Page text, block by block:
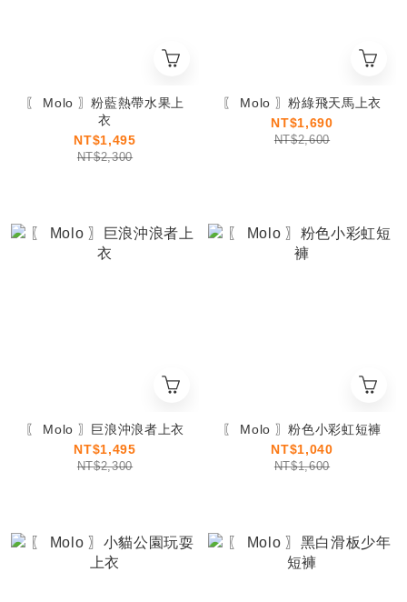
〖 Molo 〗粉藍熱帶水果上
衣
NT$1,495
NT$2,300
〖 Molo 〗粉綠飛天馬上衣
NT$1,690
NT$2,600
〖 Molo 〗巨浪沖浪者上衣
NT$1,495
NT$2,300
〖 Molo 〗粉色小彩虹短褲
NT$1,040
NT$1,600